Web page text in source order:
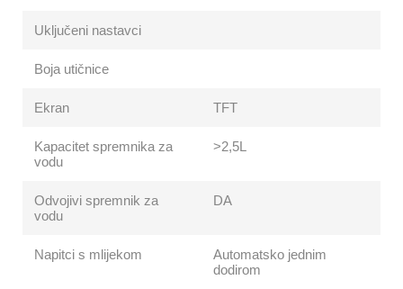
Uključeni nastavci
Boja utičnice
Ekran TFT
Kapacitet spremnika za
vodu
>2,5L
Odvojivi spremnik za
vodu
DA
Napitci s mlijekom
Automatsko jednim
dodirom